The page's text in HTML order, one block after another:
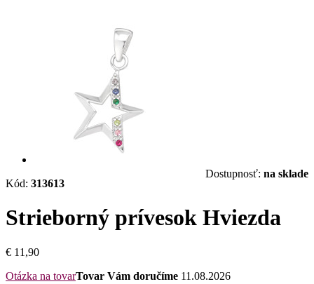
Kód: 313613
Dostupnosť: na sklade
Strieborný prívesok Hviezda
€ 11,90
Otázka na tovarTovar Vám doručíme 11.08.2026